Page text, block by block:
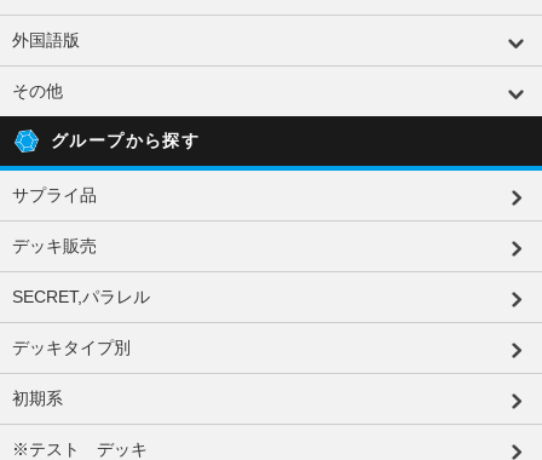
外国語版
その他
グループから探す
サプライ品
デッキ販売
SECRET,パラレル
デッキタイプ別
初期系
※テスト デッキ